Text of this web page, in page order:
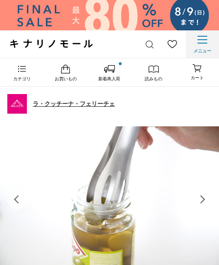
メニュー
カテゴリ お買いもの 新着再入荷 読みもの カート
ラ・クッチーナ・フェリーチェ